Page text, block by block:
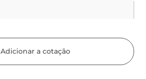
Adicionar a cotação